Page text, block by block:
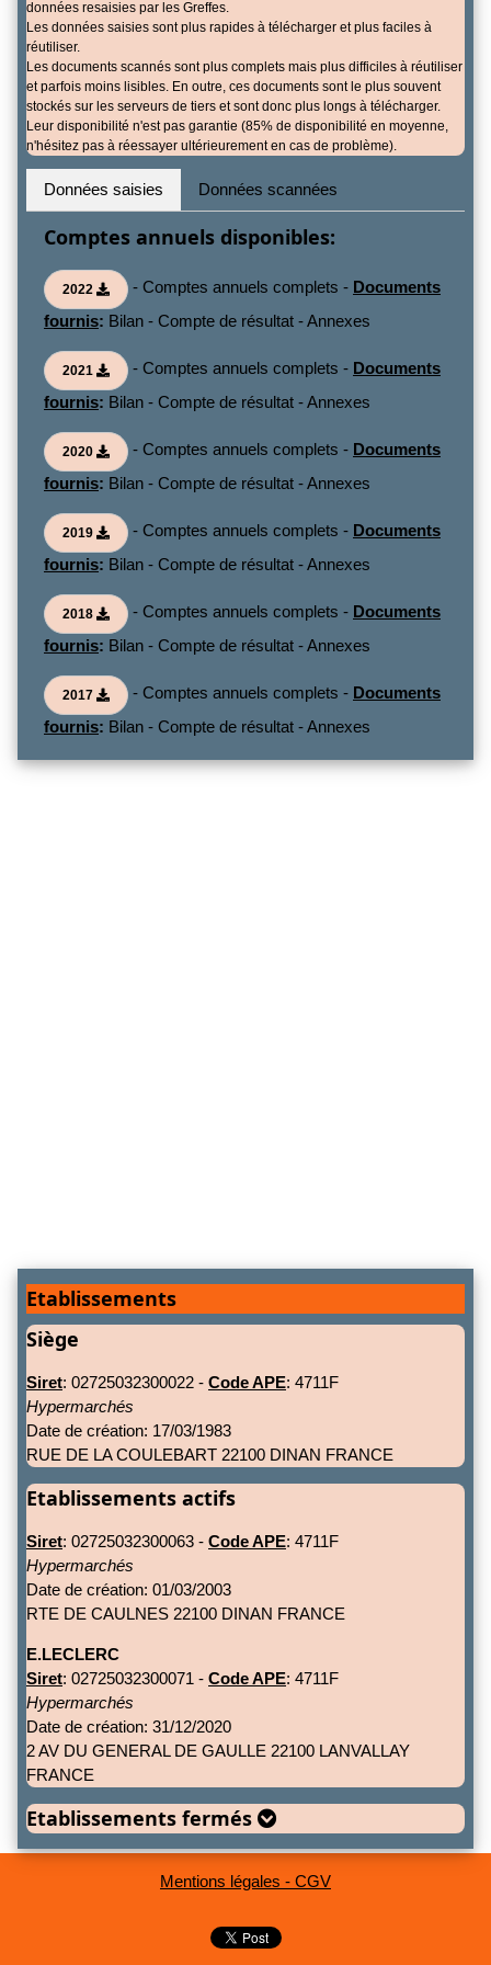
données resaisies par les Greffes.
Les données saisies sont plus rapides à télécharger et plus faciles à
réutiliser.
Les documents scannés sont plus complets mais plus difficiles à réutiliser
et parfois moins lisibles. En outre, ces documents sont le plus souvent
stockés sur les serveurs de tiers et sont donc plus longs à télécharger.
Leur disponibilité n'est pas garantie (85% de disponibilité en moyenne,
n'hésitez pas à réessayer ultérieurement en cas de problème).
Données saisies Données scannées
Comptes annuels disponibles:
2022 - Comptes annuels complets - Documents
fournis: Bilan - Compte de résultat - Annexes
2021 - Comptes annuels complets - Documents
fournis: Bilan - Compte de résultat - Annexes
2020 - Comptes annuels complets - Documents
fournis: Bilan - Compte de résultat - Annexes
2019 - Comptes annuels complets - Documents
fournis: Bilan - Compte de résultat - Annexes
2018 - Comptes annuels complets - Documents
fournis: Bilan - Compte de résultat - Annexes
2017 - Comptes annuels complets - Documents
fournis: Bilan - Compte de résultat - Annexes
Etablissements
Siège
Siret: 02725032300022 - Code APE: 4711F
Hypermarchés
Date de création: 17/03/1983
RUE DE LA COULEBART 22100 DINAN FRANCE
Etablissements actifs
Siret: 02725032300063 - Code APE: 4711F
Hypermarchés
Date de création: 01/03/2003
RTE DE CAULNES 22100 DINAN FRANCE
E.LECLERC
Siret: 02725032300071 - Code APE: 4711F
Hypermarchés
Date de création: 31/12/2020
2 AV DU GENERAL DE GAULLE 22100 LANVALLAY
FRANCE
Etablissements fermés
Mentions légales - CGV